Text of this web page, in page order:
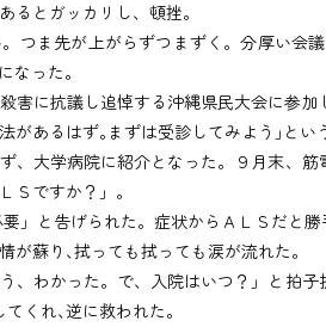
るとガッカリし、頓挫。
つま先が上がらずつまずく。分厚い会
った。
害に抗議し追悼する沖縄県民大会に参
があるはず｡まずは受診してみよう｣と
、大学病院に紹介となった。９月末、
Ｓですか？」。
」と告げられた。症状からＡＬＳだと
が蘇り､拭っても拭っても涙が流れた｡
、わかった。で、入院はいつ？」と拍
くれ､逆に救われた。